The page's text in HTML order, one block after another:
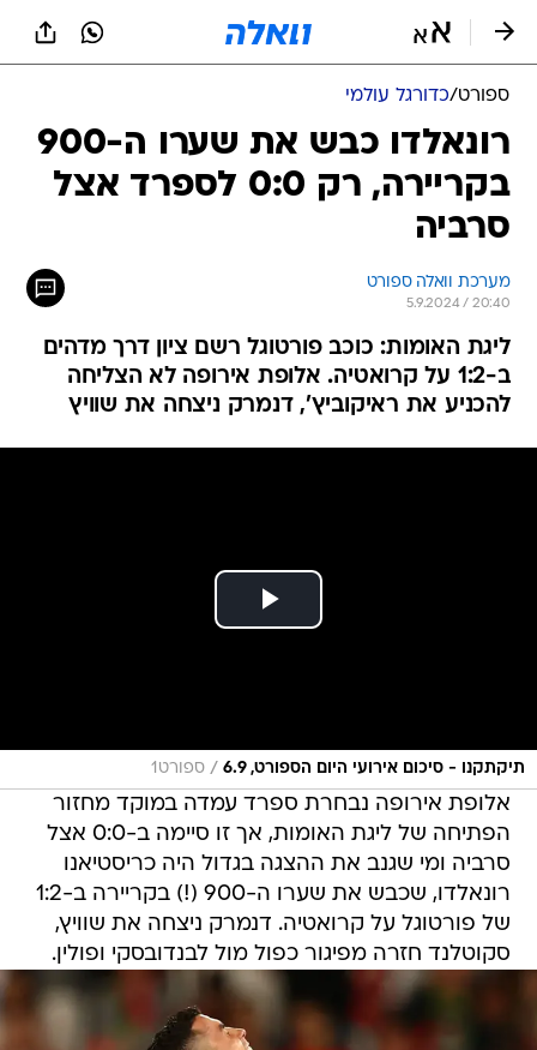
ספורט/כדורגל עולמי
רונאלדו כבש את שערו ה-900
בקריירה, רק 0:0 לספרד אצל
סרביה
מערכת וואלה ספורט
5.9.2024 / 20:40
ליגת האומות: כוכב פורטוגל רשם ציון דרך מדהים
ב-1:2 על קרואטיה. אלופת אירופה לא הצליחה
להכניע את ראיקוביץ', דנמרק ניצחה את שוויץ
תיקתקנו - סיכום אירועי היום הספורט, 6.9 / ספורט1
אלופת אירופה נבחרת ספרד עמדה במוקד מחזור
הפתיחה של ליגת האומות, אך זו סיימה ב-0:0 אצל
סרביה ומי שגנב את ההצגה בגדול היה כריסטיאנו
רונאלדו, שכבש את שערו ה-900 (!) בקריירה ב-1:2
של פורטוגל על קרואטיה. דנמרק ניצחה את שוויץ,
סקוטלנד חזרה מפיגור כפול מול לבנדובסקי ופולין.